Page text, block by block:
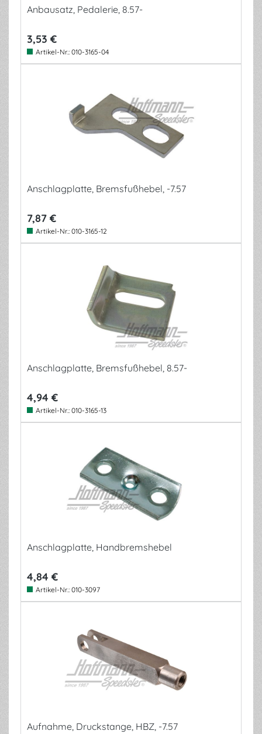
Anbausatz, Pedalerie, 8.57-
3,53 €
Artikel-Nr.: 010-3165-04
Anschlagplatte, Bremsfußhebel, -7.57
7,87 €
Artikel-Nr.: 010-3165-12
Anschlagplatte, Bremsfußhebel, 8.57-
4,94 €
Artikel-Nr.: 010-3165-13
Anschlagplatte, Handbremshebel
4,84 €
Artikel-Nr.: 010-3097
Aufnahme, Druckstange, HBZ, -7.57